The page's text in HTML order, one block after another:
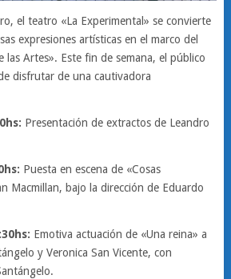
el teatro «La Experimental» se convierte
expresiones artísticas en el marco del
las Artes». Este fin de semana, el público
disfrutar de una cautivadora
Presentación de extractos de Leandro
Puesta en escena de «Cosas
Macmillan, bajo la dirección de Eduardo
Emotiva actuación de «Una reina» a
y Veronica San Vicente, con